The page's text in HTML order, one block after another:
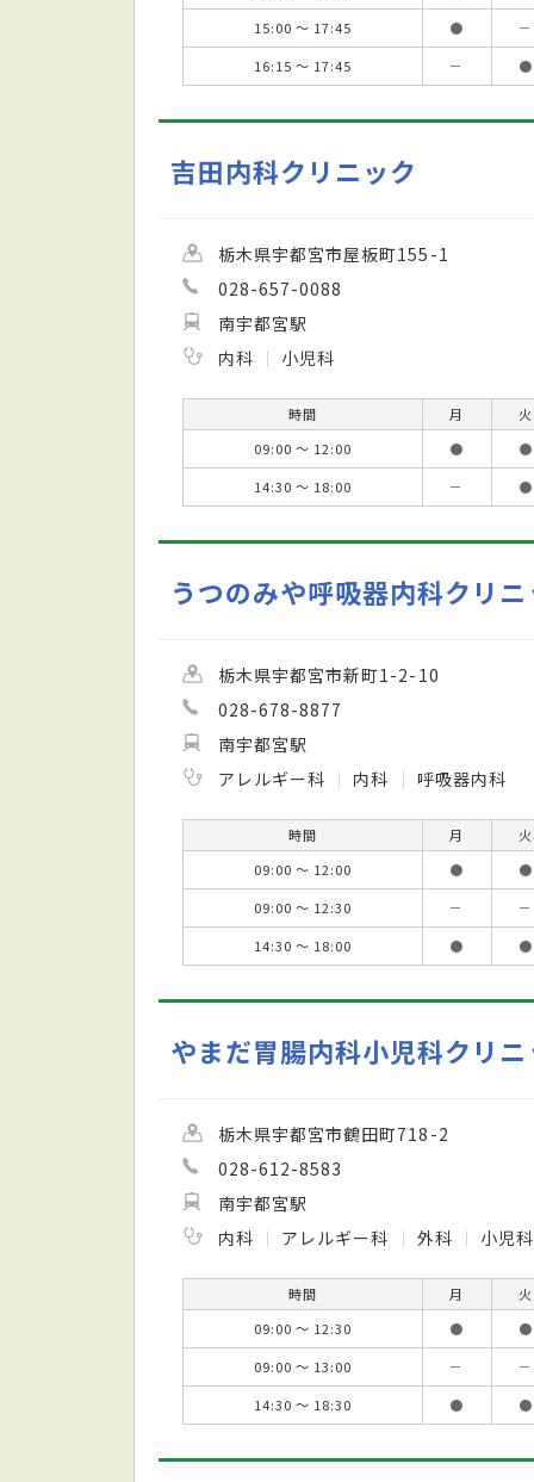
15:00 ～ 17:45
● －
16:15 ～ 17:45
－ ●
吉田内科クリニック
栃木県宇都宮市屋板町155-1
028-657-0088
南宇都宮駅
内科
小児科
時間 月 火
09:00 ～ 12:00
● ●
14:30 ～ 18:00
－ ●
うつのみや呼吸器内科クリニ
栃木県宇都宮市新町1-2-10
028-678-8877
南宇都宮駅
アレルギー科
内科 呼吸器内科
時間 月 火
09:00 ～ 12:00
● ●
09:00 ～ 12:30
－ －
14:30 ～ 18:00
● ●
やまだ胃腸内科小児科クリニ
栃木県宇都宮市鶴田町718-2
028-612-8583
南宇都宮駅
内科
アレルギー科 外科 小児科
時間 月 火
09:00 ～ 12:30
● ●
09:00 ～ 13:00
－ －
14:30 ～ 18:30
● ●